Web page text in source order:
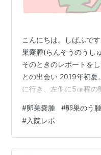
こんにちは。しばふで
巣嚢腫(らんそうのうし
そのときのレポートを
との出会い 2019年初
に行き、左側に5㎝程の
できたものです。5,6㎝
と言って卵巣が捻れて
す。 このとき、私の卵
な感じで手術には至ら
#卵巣嚢腫 #卵巣のう腫
#入院レポ